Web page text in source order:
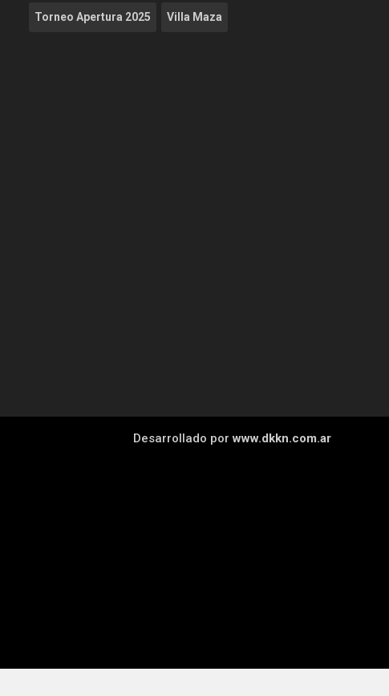
Torneo Apertura 2025 Villa Maza
Desarrollado porwww.dkkn.com.ar